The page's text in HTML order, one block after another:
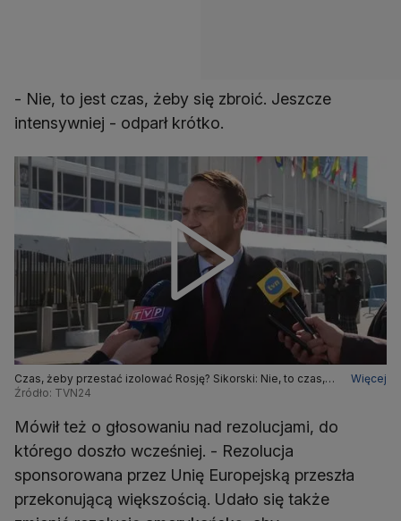
- Nie, to jest czas, żeby się zbroić. Jeszcze
intensywniej - odparł krótko.
Czas, żeby przestać izolować Rosję? Sikorski: Nie, to czas,
żeby się zbroić. Jeszcze intensywniej
Więcej
Źródło: TVN24
Mówił też o głosowaniu nad rezolucjami, do
którego doszło wcześniej. - Rezolucja
sponsorowana przez Unię Europejską przeszła
przekonującą większością. Udało się także